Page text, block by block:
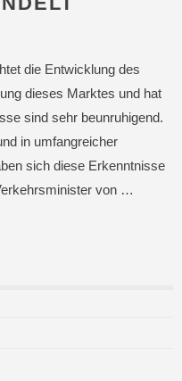
die Entwicklung des
dieses Marktes und hat
sind sehr beunruhigend.
in umfangreicher
sich diese Erkenntnisse
von …